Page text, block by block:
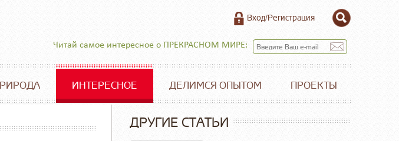
Вход/Регистрация
Читай самое интересное о ПРЕКРАСНОМ МИРЕ:
ИНТЕРЕСНОЕ ДЕЛИМСЯ ОПЫТОМ ПРОЕКТЫ
ДРУГИЕ СТАТЬИ